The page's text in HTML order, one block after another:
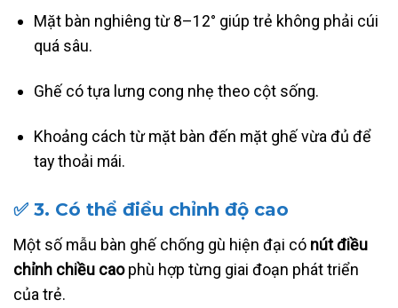
Mặt bàn nghiêng từ 8–12° giúp trẻ không phải cúi
quá sâu.
Ghế có tựa lưng cong nhẹ theo cột sống.
Khoảng cách từ mặt bàn đến mặt ghế vừa đủ để
tay thoải mái.
✅ 3. Có thể điều chỉnh độ cao
Một số mẫu bàn ghế chống gù hiện đại có nút điều
chỉnh chiều caophù hợp từng giai đoạn phát triển
của trẻ.